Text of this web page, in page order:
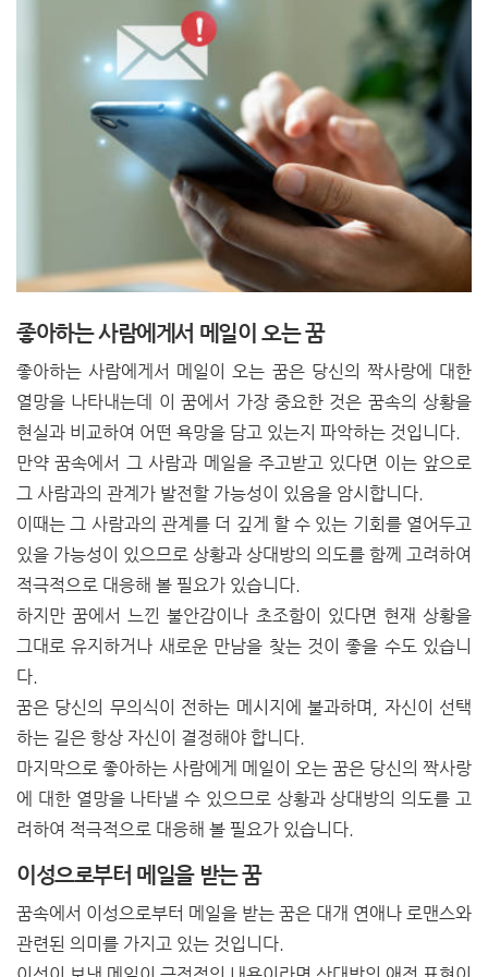
좋아하는 사람에게서 메일이 오는 꿈
좋아하는 사람에게서 메일이 오는 꿈은 당신의 짝사랑에 대한
열망을 나타내는데 이 꿈에서 가장 중요한 것은 꿈속의 상황을
현실과 비교하여 어떤 욕망을 담고 있는지 파악하는 것입니다.
만약 꿈속에서 그 사람과 메일을 주고받고 있다면 이는 앞으로
그 사람과의 관계가 발전할 가능성이 있음을 암시합니다.
이때는 그 사람과의 관계를 더 깊게 할 수 있는 기회를 열어두고
있을 가능성이 있으므로 상황과 상대방의 의도를 함께 고려하여
적극적으로 대응해 볼 필요가 있습니다.
하지만 꿈에서 느낀 불안감이나 초조함이 있다면 현재 상황을
그대로 유지하거나 새로운 만남을 찾는 것이 좋을 수도 있습니
다.
꿈은 당신의 무의식이 전하는 메시지에 불과하며, 자신이 선택
하는 길은 항상 자신이 결정해야 합니다.
마지막으로 좋아하는 사람에게 메일이 오는 꿈은 당신의 짝사랑
에 대한 열망을 나타낼 수 있으므로 상황과 상대방의 의도를 고
려하여 적극적으로 대응해 볼 필요가 있습니다.
이성으로부터 메일을 받는 꿈
꿈속에서 이성으로부터 메일을 받는 꿈은 대개 연애나 로맨스와
관련된 의미를 가지고 있는 것입니다.